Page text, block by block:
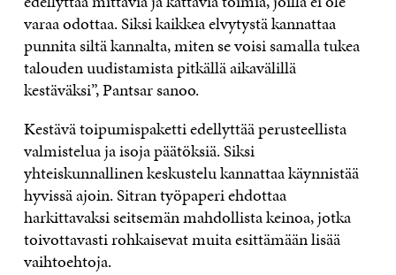
varaa odottaa. Siksi kaikkea elvytystä kannattaa
punnita siltä kannalta, miten se voisi samalla tukea
talouden uudistamista pitkällä aikavälillä
kestäväksi”, Pantsar sanoo.
Kestävä toipumispaketti edellyttää perusteellista
valmistelua ja isoja päätöksiä. Siksi
yhteiskunnallinen keskustelu kannattaa käynnistää
hyvissä ajoin. Sitran työpaperi ehdottaa
harkittavaksi seitsemän mahdollista keinoa, jotka
toivottavasti rohkaisevat muita esittämään lisää
vaihtoehtoja.